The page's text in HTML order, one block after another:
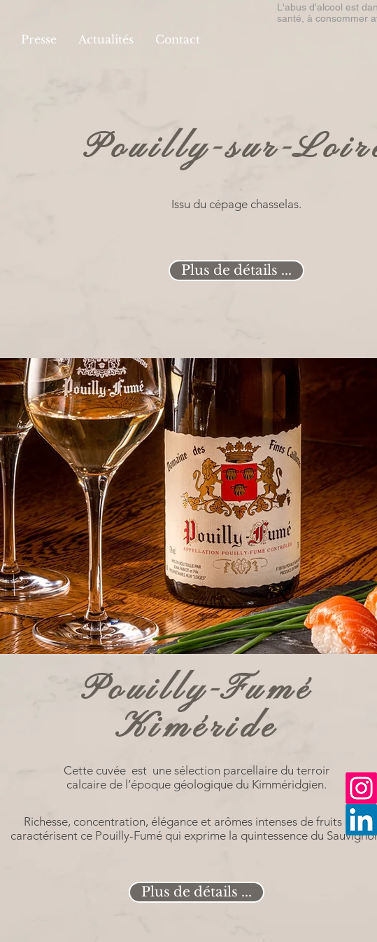
L'abus d'alcool est
santé, à consommer
Presse Actualités Contact
Pouilly-sur-
Issu du cépage chasselas.
Plus de détails ...
Pouilly-Fumé
Kiméride
Cette cuvée est une sélection parcellaire du terroir
calcaire de l’époque géologique du Kimméridgien.
Richesse, concentration, élégance et arômes intenses de fruits mûrs
caractérisent ce Pouilly-Fumé qui exprime la quintessence du
Plus de détails ...